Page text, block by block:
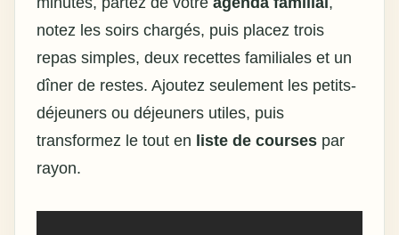
notez les soirs chargés, puis placez trois
repas simples, deux recettes familiales et un
dîner de restes. Ajoutez seulement les petits-
déjeuners ou déjeuners utiles, puis
transformez le tout en liste de courses par
rayon.